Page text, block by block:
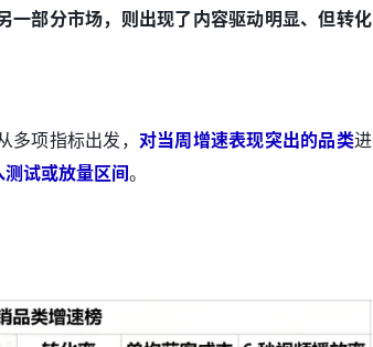
一部分市场，则出现了内容驱动明显、但转化
多项指标出发， 对当周增速表现突出的品类进
试或放量区间。